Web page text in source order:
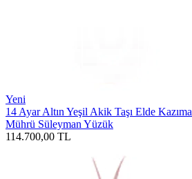
Yeni
14 Ayar Altın Yeşil Akik Taşı Elde Kazıma
Mührü Süleyman Yüzük
114.700,00 TL